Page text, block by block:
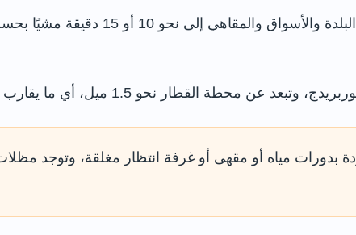
تقع المحطة جنوب نهر تاين، ويحتاج الوصول
1.5 ميل، أي ما يقارب 25 دقيقة مشيًا في الظروف المناسبة.
بدورات مياه أو مقهى أو غرفة انتظار مغلقة، وتوجد